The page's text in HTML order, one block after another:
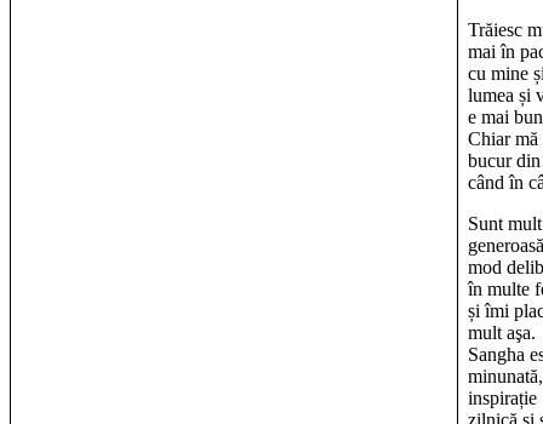
Trăiesc
mai în
cu mine
lumea și
e mai
Chiar mă
bucur din
când în
Sunt
mod
în multe
și îmi
mult aşa.
Sangha
inspirație
zilnică și